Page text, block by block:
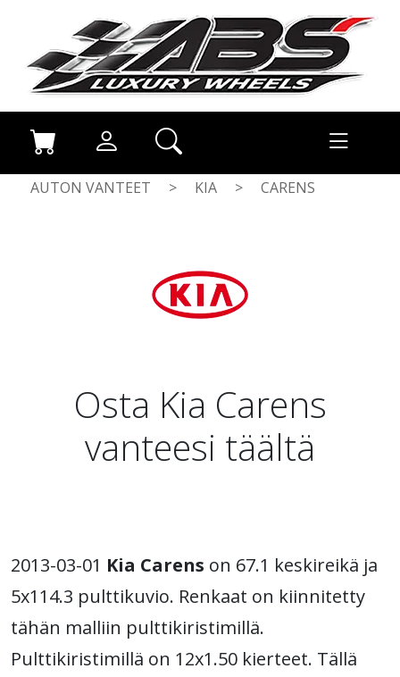
AUTON VANTEET > KIA > CARENS
Osta Kia Carens
vanteesi täältä
2013-03-01 Kia Carens on 67.1 keskireikä ja
5x114.3 pulttikuvio. Renkaat on kiinnitetty
tähän malliin pulttikiristimillä.
Pulttikiristimillä on 12x1.50 kierteet. Tällä